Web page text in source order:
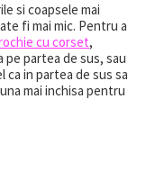
si coapsele mai
fi mai mic. Pentru a
cu corset,
partea de sus, sau
ca in partea de sus sa
mai inchisa pentru